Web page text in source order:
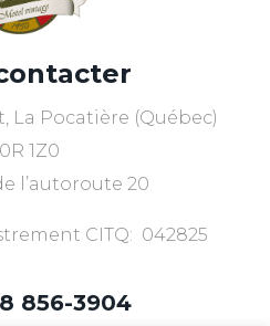
La Pocatière (Québec)
1Z0
l’autoroute 20
CITQ: 042825
856-3904